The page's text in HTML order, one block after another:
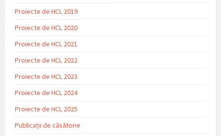
Proiecte de HCL 2019
Proiecte de HCL 2020
Proiecte de HCL 2021
Proiecte de HCL 2022
Proiecte de HCL 2023
Proiecte de HCL 2024
Proiecte de HCL 2025
Publicații de căsătorie